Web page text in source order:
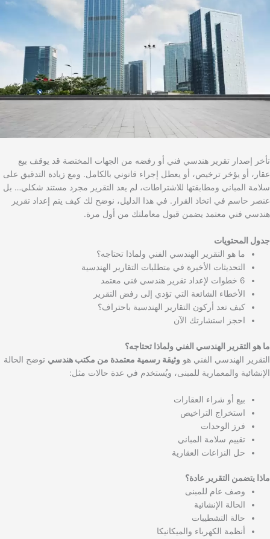
تأخر إصدار تقرير هندسي فني أو رفضه من الجهات المختصة قد يوقف بيع
عقار، أو يؤخر ترخيص، أو يعطل إجراء قانوني بالكامل. ومع زيادة التدقيق على
سلامة المباني ومطابقتها للاشتراطات، لم يعد التقرير مجرد مستند شكلي… بل
عنصر حاسم في اتخاذ القرار. في هذا الدليل، نوضح لك كيف يتم إعداد تقرير
هندسي فني معتمد يضمن قبول معاملتك من أول مرة.
جدول المحتويات
ما هو التقرير الهندسي الفني ولماذا تحتاجه؟
التحديثات الأخيرة في متطلبات التقارير الهندسية
6 خطوات لإعداد تقرير هندسي فني معتمد
الأخطاء الشائعة التي تؤدي إلى رفض التقرير
كيف تعد أركون التقارير الهندسية باحتراف؟
احجز استشارتك الآن
ما هو التقرير الهندسي الفني ولماذا تحتاجه؟
التقرير الهندسي الفني هو وثيقة رسمية معتمدة من مكتب هندسي توضح الحالة
الإنشائية والمعمارية للمبنى، ويُستخدم في عدة حالات مثل:
بيع أو شراء العقارات
استخراج التراخيص
فرز الوحدات
تقييم سلامة المباني
حل النزاعات العقارية
ماذا يتضمن التقرير عادة؟
وصف عام للمبنى
الحالة الإنشائية
حالة التشطيبات
أنظمة الكهرباء والميكانيكا